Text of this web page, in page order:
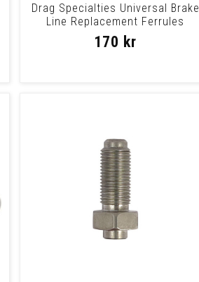
Drag Specialties Universal Brake
Line Replacement Ferrules
Ferrules Un
170 kr